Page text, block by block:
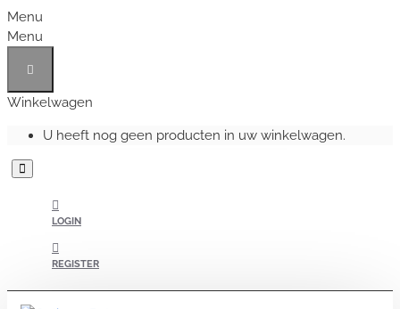
Menu
Menu
Winkelwagen
U heeft nog geen producten in uw winkelwagen.
LOGIN
REGISTER